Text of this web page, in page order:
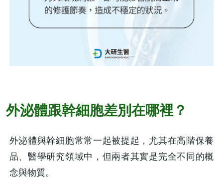
外泌體跟幹細胞差別在哪裡？
外泌體與幹細胞常常一起被提起，尤其在高階保養
品、醫學研究領域中，但兩者其實是完全不同的概
念與物質。